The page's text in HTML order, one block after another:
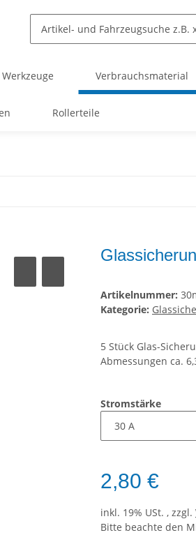
Werkzeuge Verbrauchsmaterial
Rollerteile
Artikelnummer:
Kategorie:
5 Stück Glas-
Abmessungen ca.
Stromstärke
2,80 €
inkl. 19% USt. , zzgl.
Bitte beachte den